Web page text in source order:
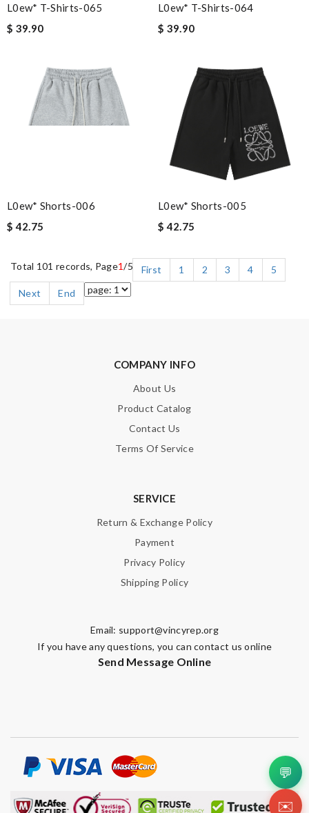
L0ew* T-Shirts-065
$ 39.90
L0ew* T-Shirts-064
$ 39.90
L0ew* Shorts-006
$ 42.75
L0ew* Shorts-005
$ 42.75
Total 101 records, Page1/5 First 1 2 3 4
5
Next
End
COMPANY INFO
About Us
Product Catalog
Contact Us
Terms Of Service
SERVICE
Return & Exchange Policy
Payment
Privacy Policy
Shipping Policy
Email: support@vincyrep.org
If you have any questions, you can contact us online
Send Message Online
💬
✉️